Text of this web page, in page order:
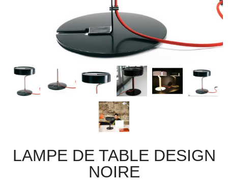
LAMPE DE TABLE DESIGN
NOIRE